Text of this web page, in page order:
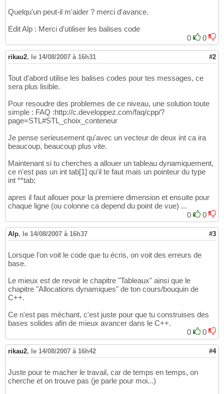
Quelqu'un peut-il m'aider ? merci d'avance.
Edit Alp : Merci d'utiliser les balises code
0
0
rikau2, le 14/08/2007 à 16h31 #2
Tout d'abord utilise les balises codes pour tes messages, ce
sera plus lisible.
Pour resoudre des problemes de ce niveau, une solution toute
simple : FAQ :http://c.developpez.com/faq/cpp/?
page=STL#STL_choix_conteneur
Je pense serieusement qu'avec un vecteur de deux int ca ira
beaucoup, beaucoup plus vite.
Maintenant si tu cherches a allouer un tableau dynamiquement,
ce n'est pas un int tab[1] qu'il te faut mais un pointeur du type
int **tab;
apres il faut allouer pour la premiere dimension et ensuite pour
chaque ligne (ou colonne ca depend du point de vue) ...
0
0
Alp, le 14/08/2007 à 16h37 #3
Lorsque l'on voit le code que tu écris, on voit des erreurs de
base.
Le mieux est de revoir le chapitre "Tableaux" ainsi que le
chapitre "Allocations dynamiques" de ton cours/bouquin de
C++.
Ce n'est pas méchant, c'est juste pour que tu construises des
bases solides afin de mieux avancer dans le C++.
0
0
rikau2, le 14/08/2007 à 16h42 #4
Juste pour te macher le travail, car de temps en temps, on
cherche et on trouve pas (je parle pour moi...)